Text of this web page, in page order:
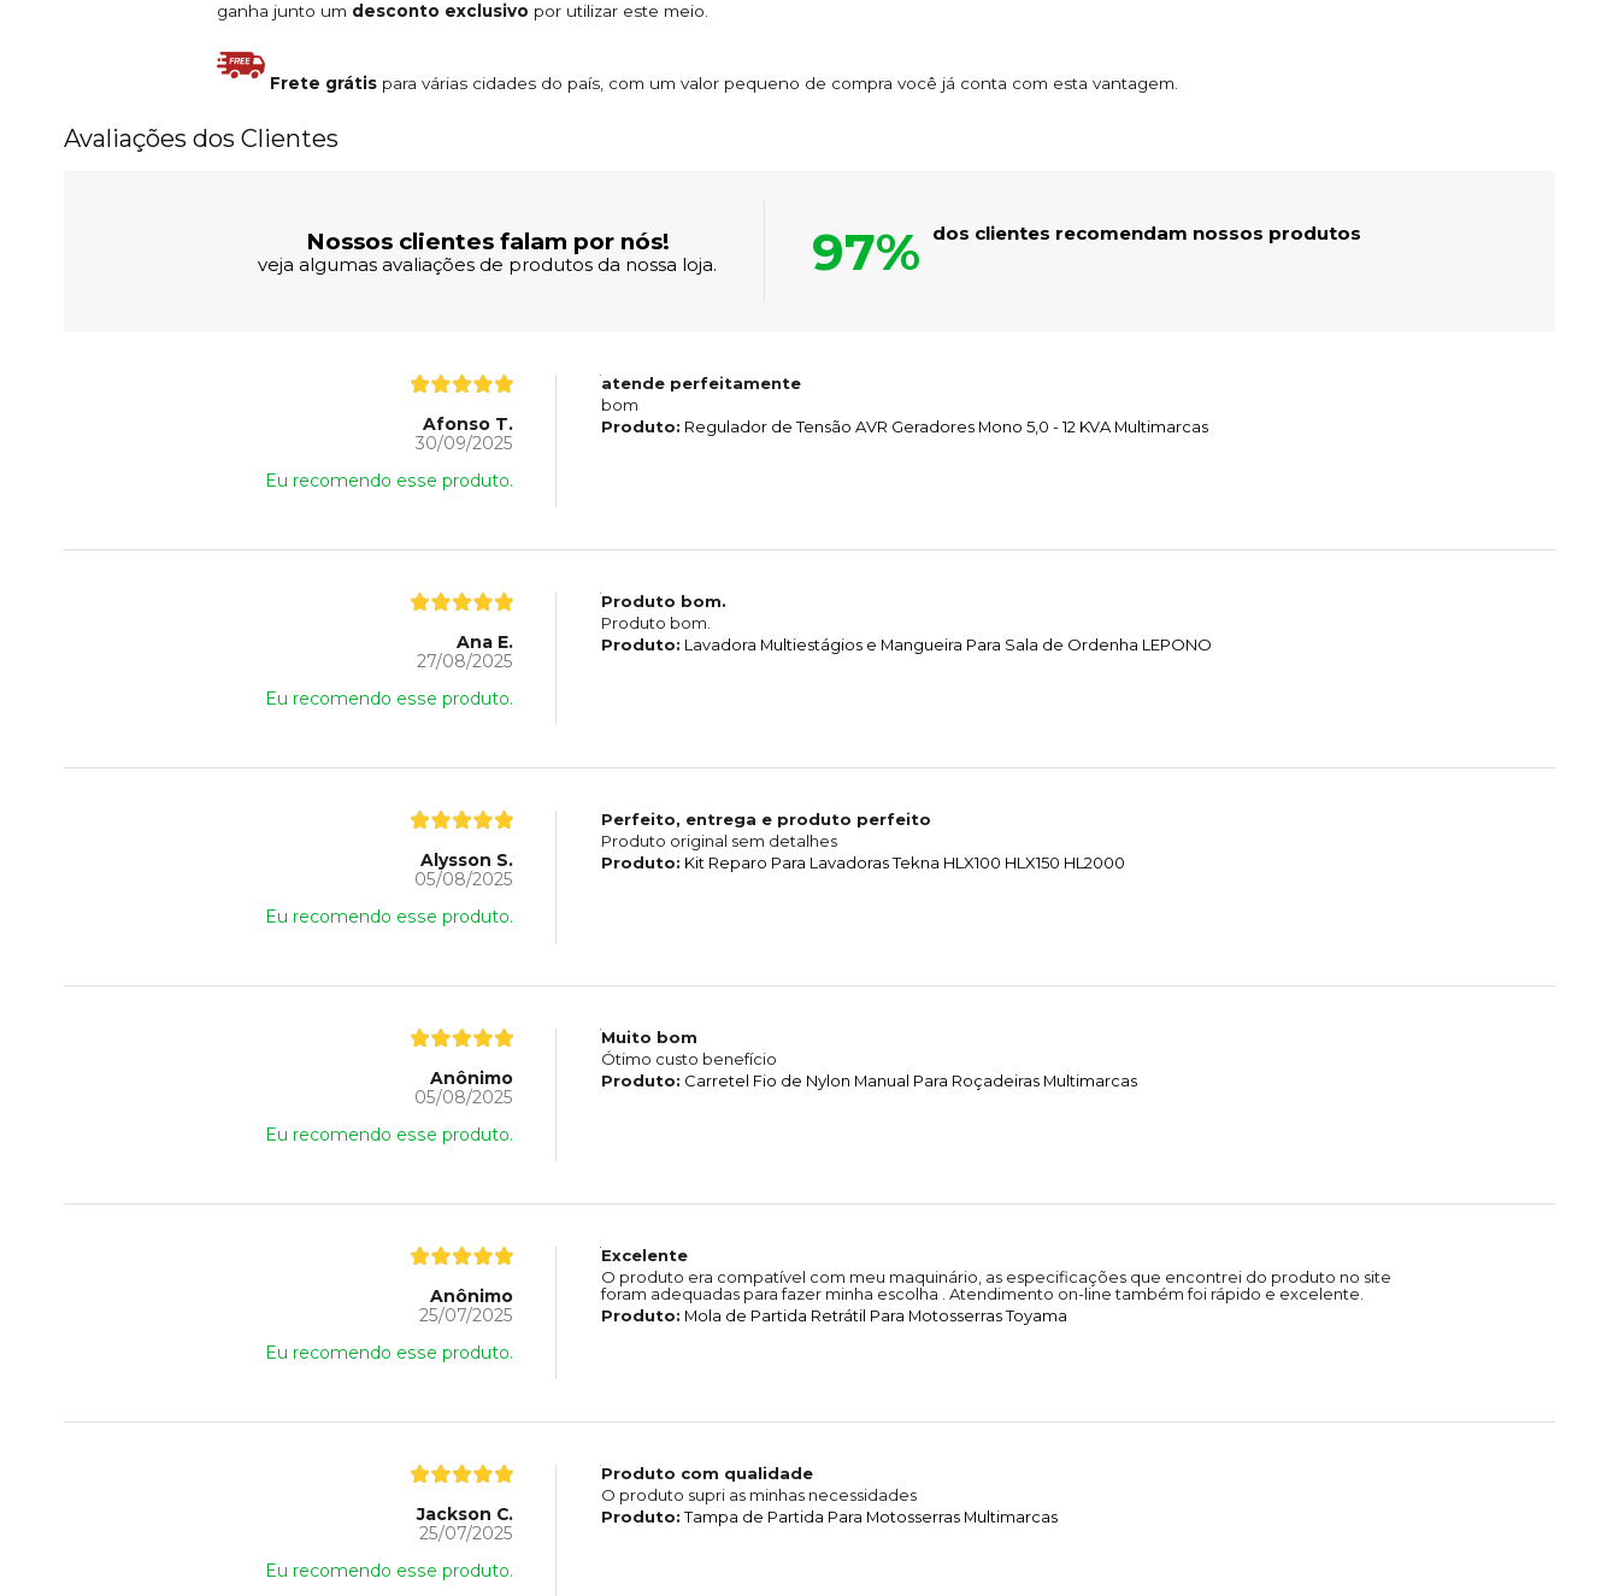
ganha junto um desconto exclusivo por utilizar este meio.
Frete grátis para várias cidades do país, com um valor pequeno de compra você já conta com esta vantagem.
Avaliações dos Clientes
Nossos clientes falam por nós!
veja algumas avaliações de produtos da nossa loja. 97% dos clientes recomendam nossos produtos
Afonso T.
30/09/2025
Eu recomendo esse produto.
atende perfeitamente
bom
Produto: Regulador de Tensão AVR Geradores Mono 5,0 - 12 KVA Multimarcas
Ana E.
27/08/2025
Eu recomendo esse produto.
Produto bom.
Produto bom.
Produto: Lavadora Multiestágios e Mangueira Para Sala de Ordenha LEPONO
Alysson S.
05/08/2025
Eu recomendo esse produto.
Perfeito, entrega e produto perfeito
Produto original sem detalhes
Produto: Kit Reparo Para Lavadoras Tekna HLX100 HLX150 HL2000
Anônimo
05/08/2025
Eu recomendo esse produto.
Muito bom
Ótimo custo benefício
Produto: Carretel Fio de Nylon Manual Para Roçadeiras Multimarcas
Anônimo
25/07/2025
Eu recomendo esse produto.
Excelente
O produto era compatível com meu maquinário, as especificações que encontrei do produto no site
foram adequadas para fazer minha escolha . Atendimento on-line também foi rápido e excelente.
Produto: Mola de Partida Retrátil Para Motosserras Toyama
Jackson C.
25/07/2025
Eu recomendo esse produto.
Produto com qualidade
O produto supri as minhas necessidades
Produto:Tampa de Partida Para Motosserras Multimarcas